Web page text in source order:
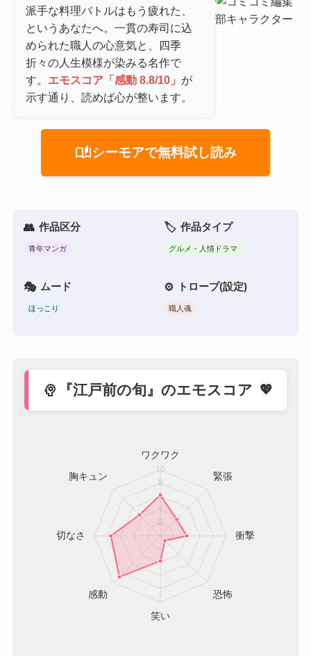
派手な料理バトルはもう疲れた、
というあなたへ。一貫の寿司に込
められた職人の心意気と、四季
折々の人生模様が染みる名作で
す。 エモスコア「感動 8.8/10」 が
示す通り、読めば心が整います。
auto_storiesシーモアで無料試し読み
作品区分
青年マンガ
作品タイプ
グルメ・人情ドラマ
ムード
ほっこり
トロープ(設定)
職人魂
psychology 『江戸前の旬』のエモスコア